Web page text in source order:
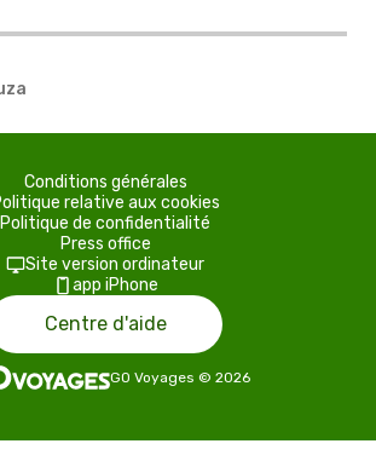
Conditions générales
relative aux cookies
Politique de confidentialité
Press office
Site version ordinateur
app iPhone
Centre d'aide
GO Voyages © 2026